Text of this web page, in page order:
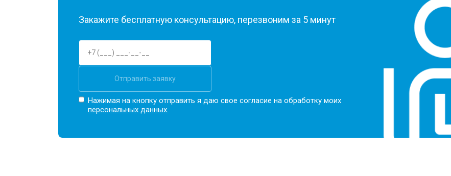
Закажите бесплатную консультацию, перезвоним за 5 минут
Отправить заявку
Нажимая на кнопку отправить я даю свое согласие на обработку моих
персональных данных.